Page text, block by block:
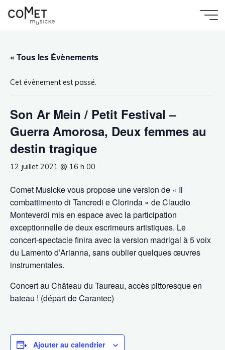
Son Ar Mein / Petit Festival – Guerra Amorosa,
« Tous les Évènements
Cet évènement est passé.
Son Ar Mein / Petit Festival –
Guerra Amorosa, Deux femmes au
destin tragique
12 juillet 2021 @ 16 h 00
Comet Musicke vous propose une version de « Il
combattimento di Tancredi e Clorinda » de Claudio
Monteverdi mis en espace avec la participation
exceptionnelle de deux escrimeurs artistiques. Le
concert-spectacle finira avec la version madrigal à 5 voix
du Lamento d’Arianna, sans oublier quelques œuvres
instrumentales.
Concert au Château du Taureau, accès pittoresque en
bateau ! (départ de Carantec)
Ajouter au calendrier